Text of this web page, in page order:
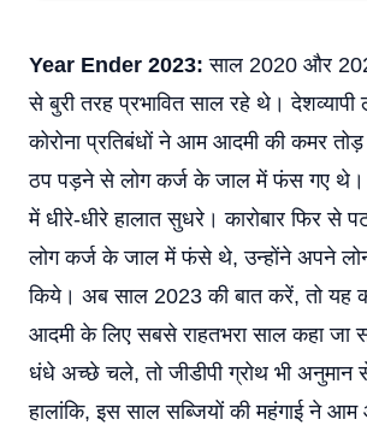
Year Ender 2023: साल 2020 और
से बुरी तरह प्रभावित साल रहे थे।
कोरोना प्रतिबंधों ने आम आदमी की कमर
ठप पड़ने से लोग कर्ज के जाल में फंस गए
में धीरे-धीरे हालात सुधरे। कारोबार फिर से
लोग कर्ज के जाल में फंसे थे, उन्होंने अपने
किये। अब साल 2023 की बात करें, तो यह
आदमी के लिए सबसे राहतभरा साल कहा जा
धंधे अच्छे चले, तो जीडीपी ग्रोथ भी अनुमान
हालांकि, इस साल सब्जियों की महंगाई ने आम